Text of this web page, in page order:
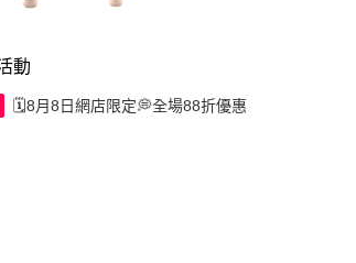
動
🗓️8月8日網店限定💭全場88折優惠